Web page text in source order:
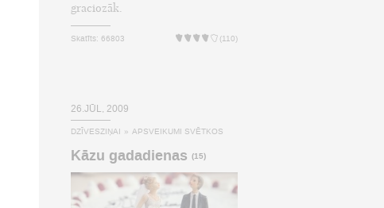
graciozāk.
Skatīts: 66803 (110)
26.JŪL, 2009
DZĪVESZIŅAI » APSVEIKUMI SVĒTKOS
Kāzu gadadienas (15)